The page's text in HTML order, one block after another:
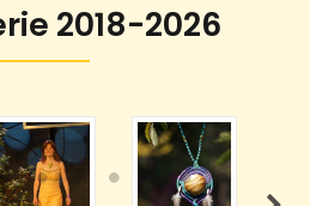
2018-2026